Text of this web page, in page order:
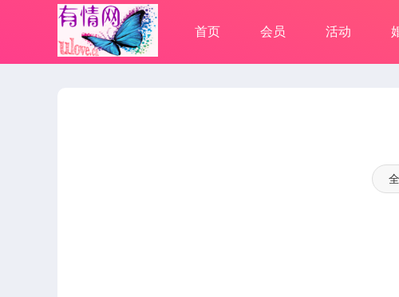
首页 会员 活动